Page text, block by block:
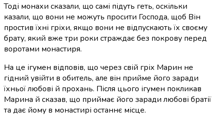
Тоді монахи сказали, що самі підуть геть, оскільки
казали, що вони не можуть просити Господа, щоб Він
простив їхні гріхи, якщо вони не відпускають їх своєму
брату, який вже три роки страждає без покрову перед
воротами монастиря.
На це ігумен відповів, що через свій гріх Марин не
гідний увійти в обитель, але він прийме його заради
їхньої любові й прохань. Після цього ігумен покликав
Марина й сказав, що приймає його заради любові братії
та дає йому в монастирі останнє місце.